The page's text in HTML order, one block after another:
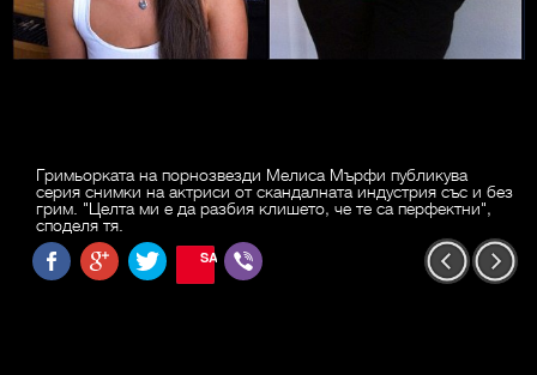
Гримьорката на порнозвезди Мелиса Мърфи публикува
серия снимки на актриси от скандалната индустрия със и без
грим. "Целта ми е да разбия клишето, че те са перфектни",
споделя тя.
SAVE